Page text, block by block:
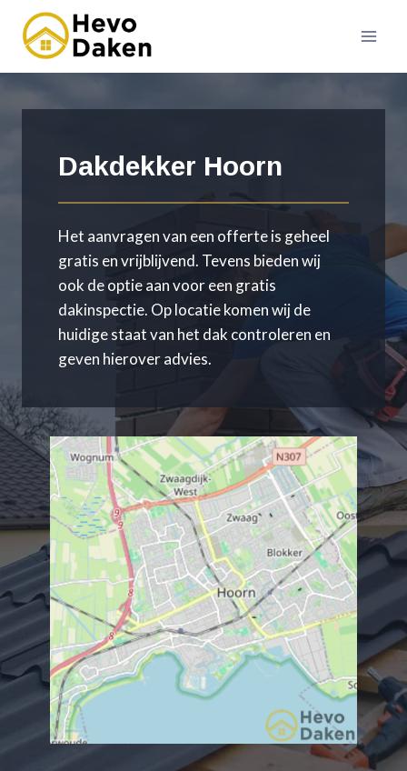
Doorgaan
naar
inhoud
Dakdekker Hoorn
Het aanvragen van een offerte is geheel
gratis en vrijblijvend. Tevens bieden wij
ook de optie aan voor een gratis
dakinspectie. Op locatie komen wij de
huidige staat van het dak controleren en
geven hierover advies.